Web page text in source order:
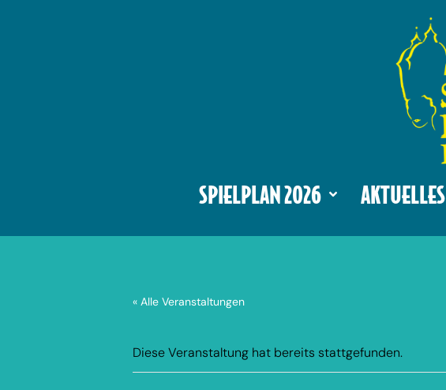
SPIELPLAN 2026 AKTUELLES
« Alle Veranstaltungen
Diese Veranstaltung hat bereits stattgefunden.